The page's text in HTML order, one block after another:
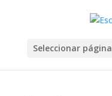
Seleccionar página